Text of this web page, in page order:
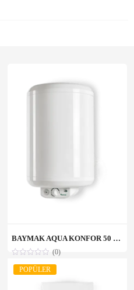
BAYMAK AQUA KONFOR 50 LT TERMOSİFON
(0)
POPÜLER